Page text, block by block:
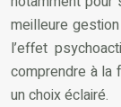
meilleure
l’effet
comprendre à la
un choix éclairé.